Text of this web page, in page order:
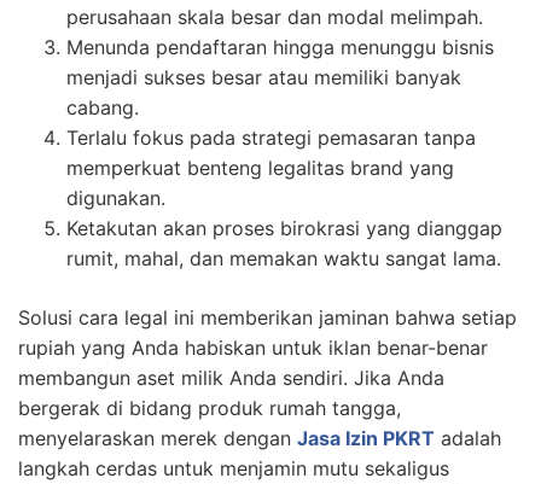
perusahaan skala besar dan modal melimpah.
Menunda pendaftaran hingga menunggu bisnis
menjadi sukses besar atau memiliki banyak
cabang.
Terlalu fokus pada strategi pemasaran tanpa
memperkuat benteng legalitas brand yang
digunakan.
Ketakutan akan proses birokrasi yang dianggap
rumit, mahal, dan memakan waktu sangat lama.
Solusi cara legal ini memberikan jaminan bahwa setiap
rupiah yang Anda habiskan untuk iklan benar-benar
membangun aset milik Anda sendiri. Jika Anda
bergerak di bidang produk rumah tangga,
menyelaraskan merek dengan Jasa Izin PKRT adalah
langkah cerdas untuk menjamin mutu sekaligus